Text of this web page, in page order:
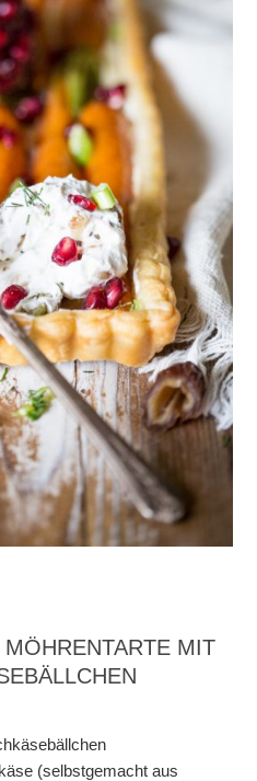
MIT
(selbstgemacht aus